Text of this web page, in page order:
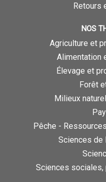
Retours
NOS
Agriculture et
Alimentation
Élevage et
Forêt
Milieux
Pêche -
Sciences de
Sciences